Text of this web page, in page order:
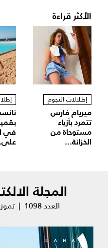
الأكثر قراءة
إطلالات النجوم
ميريام فارس
تتمرد بأزياء
مستوحاة من
الخزانة...
في
المجلة
العدد 1098 | تموز 2026